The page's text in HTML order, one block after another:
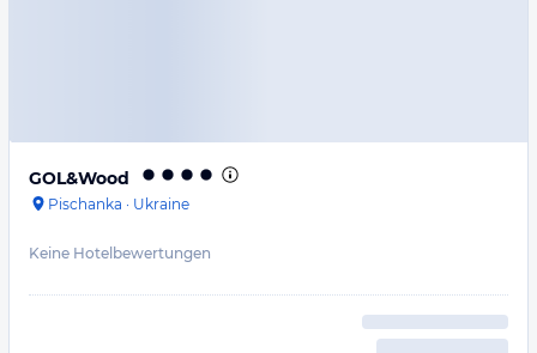
GOL&Wood
Pischanka · Ukraine
Keine Hotelbewertungen